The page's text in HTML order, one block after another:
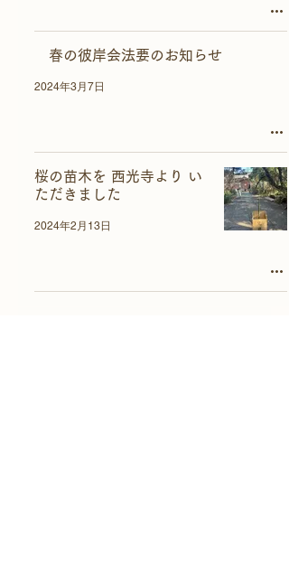
春の彼岸会法要のお知らせ
2024年3月7日
桜の苗木を 西光寺より い
ただきました
2024年2月13日